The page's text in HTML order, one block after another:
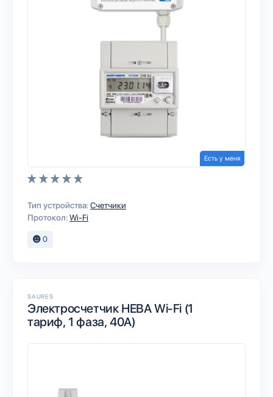
Есть у меня
Тип устройства:Счетчики
Протокол:Wi-Fi
0
SAURES
Электросчетчик НЕВА Wi-Fi (1
тариф, 1 фаза, 40А)